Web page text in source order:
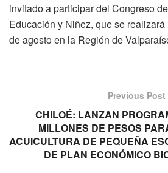
invitado a participar del Congreso
Educación y Niñez, que se
de agosto en la Región de
Previous Post
CHILOÉ: LANZAN
MILLONES DE PESOS
ACUICULTURA DE PEQUEÑA
DE PLAN ECONÓMICO